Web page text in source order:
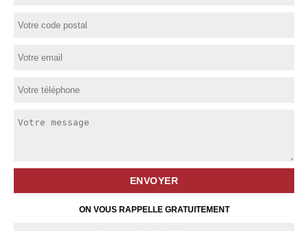
ON VOUS RAPPELLE GRATUITEMENT